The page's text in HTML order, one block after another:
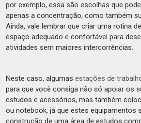
por exemplo, essa são escolhas que
apenas a concentração, como também
Ainda, vale lembrar que criar uma rotina
espaço adequado e confortável para
atividades sem maiores intercorrências.
Neste caso, algumas estações de
para que você consiga não só apoiar os
estudos e acessórios, mas também
ou notebook, já que estes equipamentos
construção de uma área de estudos